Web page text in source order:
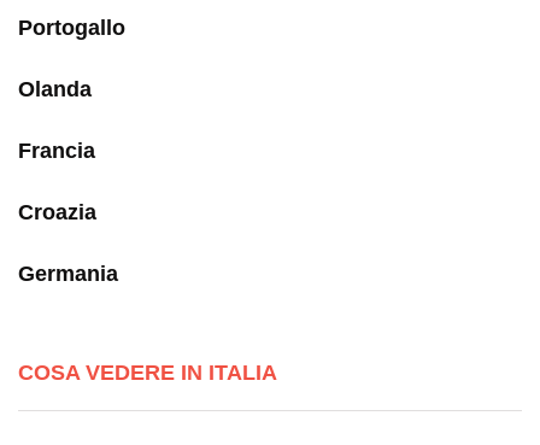
Portogallo
Olanda
Francia
Croazia
Germania
COSA VEDERE IN ITALIA